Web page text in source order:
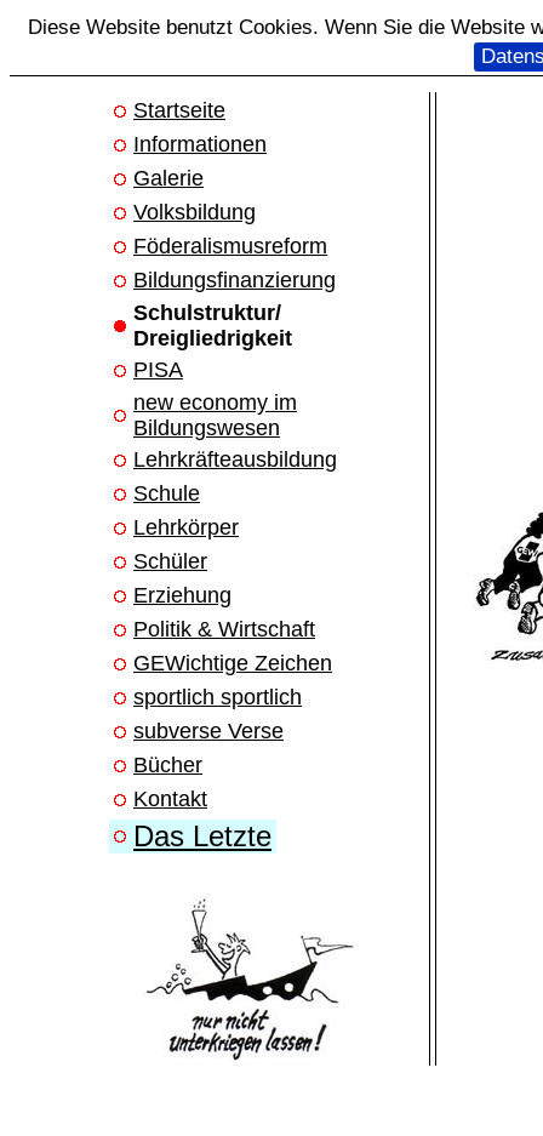
Diese Website benutzt Cookies. Wenn Sie die Website
Startseite
Informationen
Galerie
Volksbildung
Föderalismusreform
Bildungsfinanzierung
Schulstruktur/
Dreigliedrigkeit
PISA
new economy im
Bildungswesen
Lehrkräfteausbildung
Schule
Lehrkörper
Schüler
Erziehung
Politik & Wirtschaft
GEWichtige Zeichen
sportlich sportlich
subverse Verse
Bücher
Kontakt
Das Letzte